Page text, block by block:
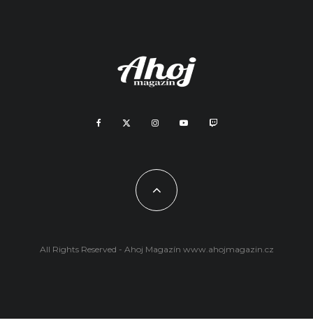
All Rights Reserved - Ahoj Magazín www.ahojmagazin.cz